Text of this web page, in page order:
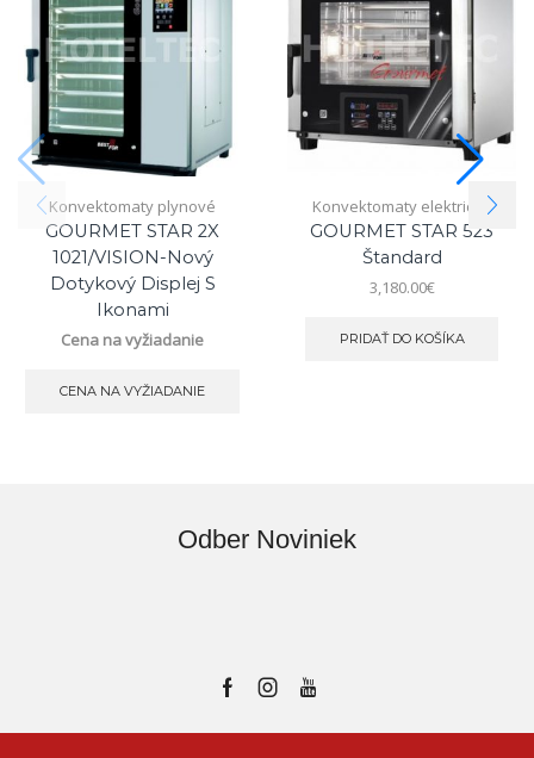
Konvektomaty plynové
GOURMET STAR 2X
1021/VISION-Nový
Dotykový Displej S
Ikonami
Cena na vyžiadanie
CENA NA VYŽIADANIE
Konvektomaty elektrické
GOURMET STAR 523
Štandard
3,180.00€
PRIDAŤ DO KOŠÍKA
Odber Noviniek